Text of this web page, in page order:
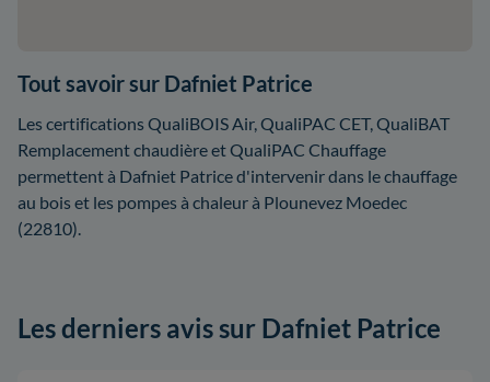
Tout savoir sur Dafniet Patrice
Les certifications QualiBOIS Air, QualiPAC CET, QualiBAT
Remplacement chaudière et QualiPAC Chauffage
permettent à Dafniet Patrice d'intervenir dans le chauffage
au bois et les pompes à chaleur à Plounevez Moedec
(22810).
Les derniers avis sur Dafniet Patrice